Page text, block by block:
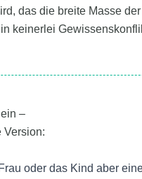
das die breite Masse der
keinerlei
–
Version:
oder das Kind aber